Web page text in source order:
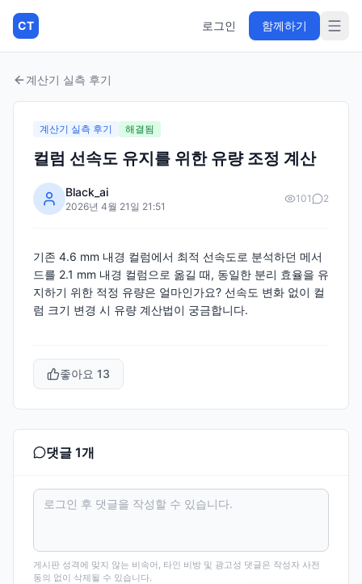
CT 로그인 함께하기
계산기 실측 후기
계산기 실측 후기 해결됨
컬럼 선속도 유지를 위한 유량 조정 계산
Black_ai
2026년 4월 21일 21:51
101 2
기존 4.6 mm 내경 컬럼에서 최적 선속도로 분석하던 메서
드를 2.1 mm 내경 컬럼으로 옮길 때, 동일한 분리 효율을 유
지하기 위한 적정 유량은 얼마인가요? 선속도 변화 없이 컬
럼 크기 변경 시 유량 계산법이 궁금합니다.
좋아요 13
댓글 1개
게시판 성격에 맞지 않는 비속어, 타인 비방 및 광고성 댓글은 작성자 사전
동의 없이 삭제될 수 있습니다.